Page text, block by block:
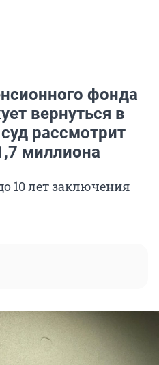
фонда
вернуться в
рассмотрит
миллиона
10 лет заключения